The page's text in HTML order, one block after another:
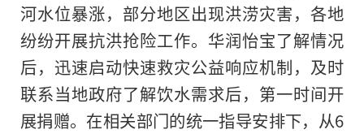
河水位暴涨，部分地区出现洪涝灾害，各地
纷纷开展抗洪抢险工作。华润怡宝了解情况
后，迅速启动快速救灾公益响应机制，及时
联系当地政府了解饮水需求后，第一时间开
展捐赠。在相关部门的统一指导安排下，从6